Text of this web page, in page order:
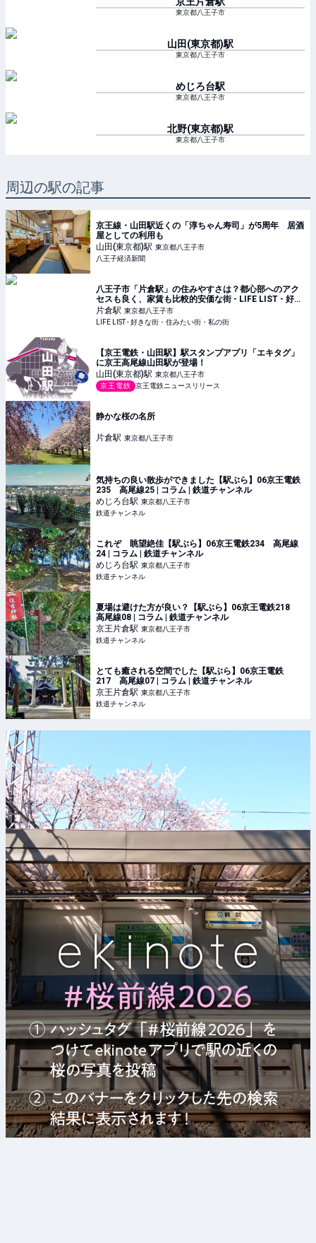
東京都八王子市
山田(東京都)駅
東京都八王子市
めじろ台駅
東京都八王子市
北野(東京都)駅
東京都八王子市
周辺の駅の記事
京王線・山田駅近くの「淳ちゃん寿司」が5周年 居酒
屋としての利用も
山田(東京都)駅 東京都八王子市
八王子経済新聞
八王子市「片倉駅」の住みやすさは？都心部へのアク
セスも良く、家賃も比較的安価な街 - LIFE LIST - 好き
な街・住みたい街・私の街
片倉駅 東京都八王子市
LIFE LIST - 好きな街・住みたい街・私の街
【京王電鉄・山田駅】駅スタンプアプリ「エキタグ」
に京王高尾線山田駅が登場！
山田(東京都)駅 東京都八王子市
京王電鉄
京王電鉄ニュースリリース
静かな桜の名所
片倉駅 東京都八王子市
気持ちの良い散歩ができました【駅ぶら】06京王電鉄
235 高尾線25 | コラム | 鉄道チャンネル
めじろ台駅 東京都八王子市
鉄道チャンネル
これぞ 眺望絶佳【駅ぶら】06京王電鉄234 高尾線
24 | コラム | 鉄道チャンネル
めじろ台駅 東京都八王子市
鉄道チャンネル
夏場は避けた方が良い？【駅ぶら】06京王電鉄218
高尾線08 | コラム | 鉄道チャンネル
京王片倉駅 東京都八王子市
鉄道チャンネル
とても癒される空間でした【駅ぶら】06京王電鉄
217 高尾線07 | コラム | 鉄道チャンネル
京王片倉駅 東京都八王子市
鉄道チャンネル